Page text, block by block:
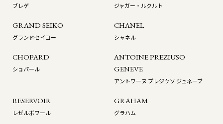
ブレゲ ジャガー・ルクルト
GRAND SEIKO
グランドセイコー
CHANEL
シャネル
CHOPARD
ショパール
ANTOINE PREZIUSO
GENEVE
アントワーヌ プレジウソ ジュネーブ
RESERVOIR
レゼルボワール
GRAHAM
グラハム